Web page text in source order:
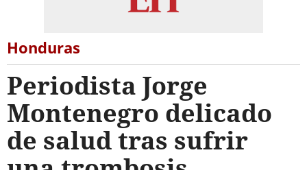
Honduras
Periodista Jorge
Montenegro delicado
de salud tras sufrir